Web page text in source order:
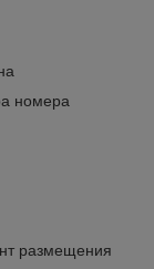
номера
размещения